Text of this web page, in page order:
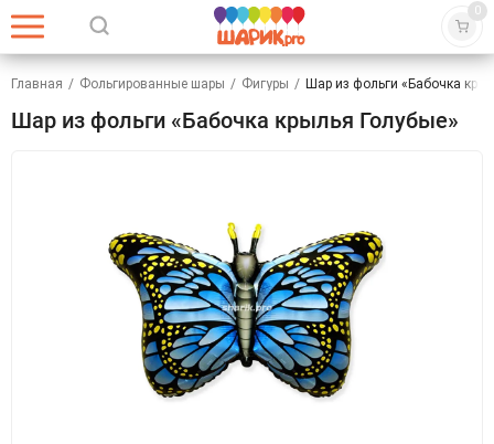
0
Главная / Фольгированные шары / Фигуры / Шар из фольги «Бабочка
Шар из фольги «Бабочка крылья Голубые»